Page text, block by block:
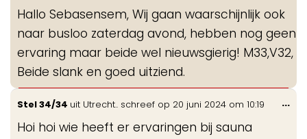
Hallo Sebasensem, Wij gaan waarschijnlijk ook
naar busloo zaterdag avond, hebben nog geen
ervaring maar beide wel nieuwsgierig! M33,V32,
Beide slank en goed uitziend.
Stel 34/34 uit Utrecht.. schreef op 20 juni 2024 om 10:19
Hoi hoi wie heeft er ervaringen bij sauna
...